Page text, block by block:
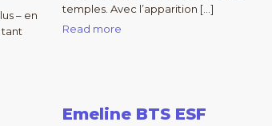
– en
tant
temples. Avec l’apparition […]
Read more
Emeline BTS ESF